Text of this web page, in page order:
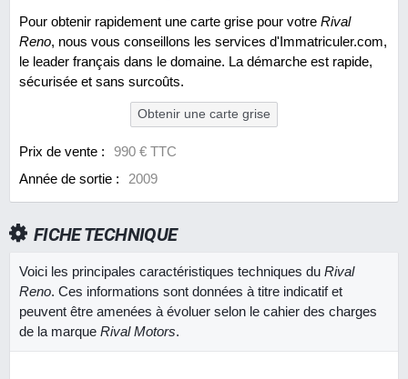
Pour obtenir rapidement une carte grise pour votre Rival
Reno, nous vous conseillons les services d'Immatriculer.com,
le leader français dans le domaine. La démarche est rapide,
sécurisée et sans surcoûts.
Obtenir une carte grise
Prix de vente :
990 € TTC
Année de sortie :
2009
FICHE TECHNIQUE
Voici les principales caractéristiques techniques du Rival
Reno. Ces informations sont données à titre indicatif et
peuvent être amenées à évoluer selon le cahier des charges
de la marque Rival Motors.